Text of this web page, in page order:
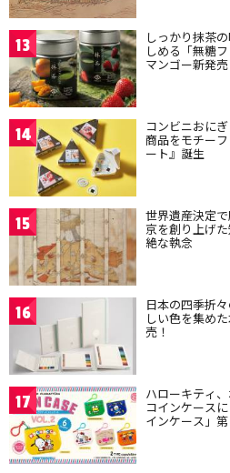
13 しっかり抹茶
しめる「無糖
マンゴー新発売
14 コンビニおに
商品をモチー
ート』誕生
15 世界遺産決定
京を創り上げ
絶な執念
16 日本の四季折
しい色を集め
売！
17 ハローキティ
コインケース
インケース」